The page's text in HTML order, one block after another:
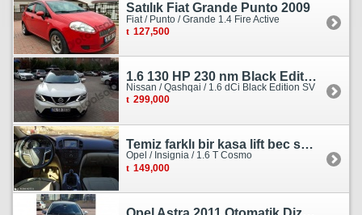
Satılık Fiat Grande Punto 2009
Fiat / Punto / Grande 1.4 Fire Active
127,500
1.6 130 HP 230 nm Black Edition servis bakımlı
Nissan / Qashqai / 1.6 dCi Black Edition SV
299,000
Temiz farklı bir kasa lift bec sedan görünümlü heçbek
Opel / Insignia / 1.6 T Cosmo
149,000